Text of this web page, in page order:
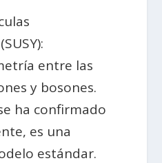
entre las
y bosones.
ha confirmado
es una
estándar.